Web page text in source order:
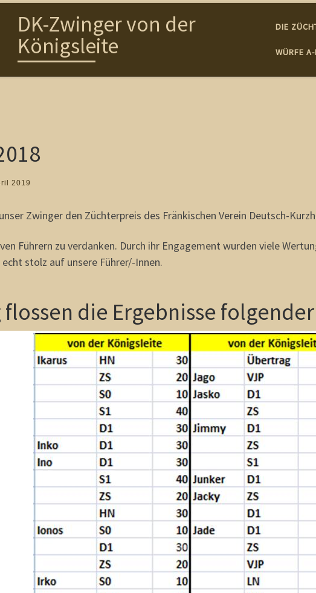
DK-Zwinger von der
Königsleite
DIE
WÜRFE
2019
Zwinger den Züchterpreis des Fränkischen Verein Deutsch-
Führern zu verdanken. Durch ihr Engagement wurden viele
stolz auf unsere Führer/-Innen.
die Ergebnisse